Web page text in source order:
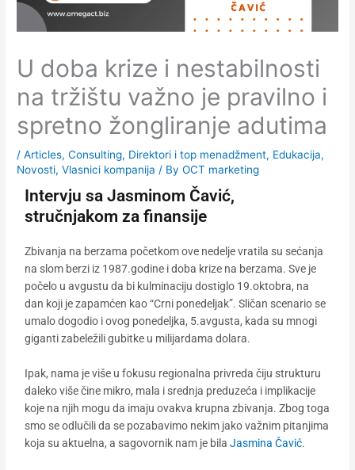
U doba krize i nestabilnosti
na tržištu važno je pravilno i
spretno žongliranje adutima
/Articles,Consulting, Direktori i top menadžment, Edukacija,
Novosti,Vlasnici kompanija / ByOCT marketing
Intervju sa Jasminom Čavić,
stručnjakom za finansije
Zbivanja na berzama početkom ove nedelje vratila su sećanja
na slom berzi iz 1987.godine i doba krize na berzama. Sve je
počelo u avgustu da bi kulminaciju dostiglo 19.oktobra, na
dan koji je zapamćen kao “Crni ponedeljak”. Sličan scenario se
umalo dogodio i ovog ponedeljka, 5.avgusta, kada su mnogi
giganti zabeležili gubitke u milijardama dolara.
Ipak, nama je više u fokusu regionalna privreda čiju strukturu
daleko više čine mikro, mala i srednja preduzeća i implikacije
koje na njih mogu da imaju ovakva krupna zbivanja. Zbog toga
smo se odlučili da se pozabavimo nekim jako važnim pitanjima
koja su aktuelna, a sagovornik nam je bilaJasmina Čavić.